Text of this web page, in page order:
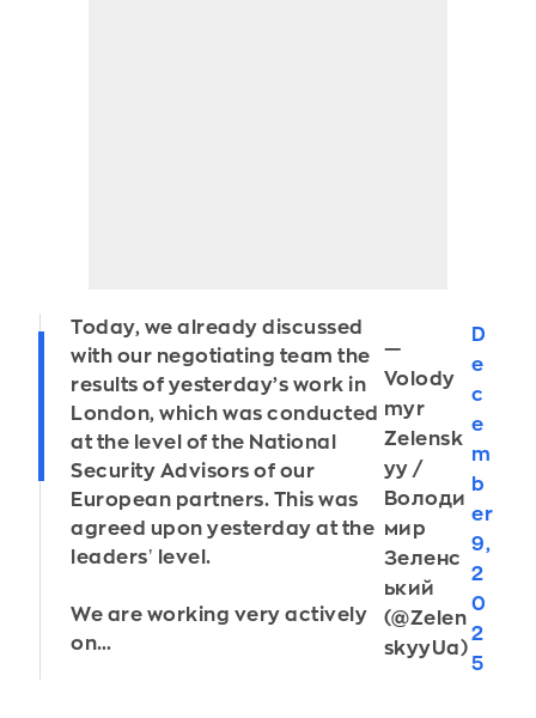
Today, we already discussed
with our negotiating team the
results of yesterday’s work in
London, which was conducted
at the level of the National
Security Advisors of our
European partners. This was
agreed upon yesterday at the
leadersʼ level.
We are working very actively
on…
—
Volody
myr
Zelensk
yy /
Володи
мир
Зеленс
ький
(@Zelen
skyyUa)
D
e
c
e
m
b
er
9,
2
0
2
5